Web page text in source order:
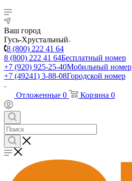
Ваш город
Гусь-Хрустальный
8 (800) 222 41 64
8 (800) 222 41 64Бесплатный номер
+7 (920) 925-25-40Мобильный номер
+7 (49241) 3-88-08Городской номер
Отложенные 0 Корзина 0